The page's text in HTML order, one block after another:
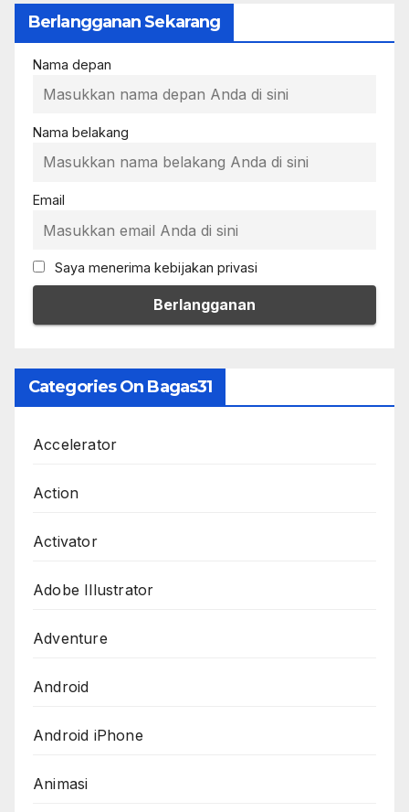
Berlangganan Sekarang
Nama depan
Nama belakang
Email
Saya menerima kebijakan privasi
Categories On Bagas31
Accelerator
Action
Activator
Adobe Illustrator
Adventure
Android
Android iPhone
Animasi